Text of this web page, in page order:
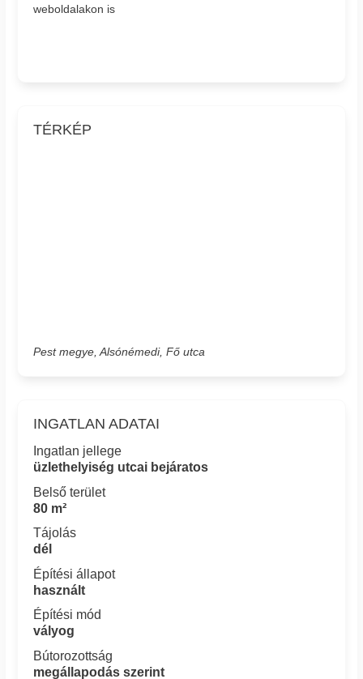
weboldalakon is
TÉRKÉP
Pest megye, Alsónémedi, Fő utca
INGATLAN ADATAI
Ingatlan jellege
üzlethelyiség utcai bejáratos
Belső terület
80 m²
Tájolás
dél
Építési állapot
használt
Építési mód
vályog
Bútorozottság
megállapodás szerint